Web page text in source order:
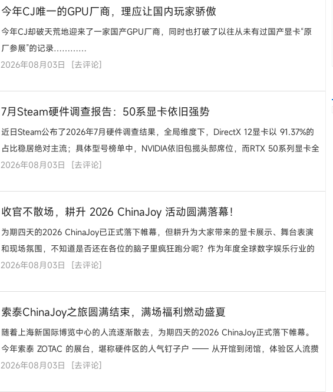
今年CJ唯一的GPU厂商，理应让国内玩家骄傲
今年CJ却破天荒地迎来了一家国产GPU厂商，同时也打破了以往从未有过国产显卡“原
厂参展”的记录…………
2026年08月03日
[去评论]
7月Steam硬件调查报告：50系显卡依旧强势
近日Steam公布了2026年7月硬件调查结果，全局维度下，DirectX 12显卡以 91.37%的
占比稳居绝对主流；具体型号榜单中，NVIDIA依旧包揽头部席位，而RTX 50系列显卡全
线保持正向增长，成为本次
2026年08月03日 [去评论]
收官不散场，耕升 2026 ChinaJoy 活动圆满落幕！
为期四天的2026 ChinaJoy已正式落下帷幕，但耕升为大家带来的显卡展示、舞台表演
和现场氛围，不知道是否还在各位的脑子里疯狂跑分呢？作为年度全球数字娱乐行业的
重磅盛会，本次展
2026年08月03日 [去评论]
索泰ChinaJoy之旅圆满结束，满场福利燃动盛夏
随着上海新国际博览中心的人流逐渐散去，为期四天的2026 ChinaJoy正式落下帷幕。
今年索泰 ZOTAC 的展台，堪称硬件区的人气钉子户 —— 从开馆到闭馆，体验区人流攒
动，打卡领周边的玩
2026年08月03日 [去评论]